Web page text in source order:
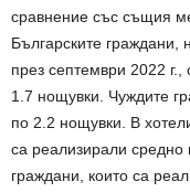
сравнение със същия
Българските граждани,
през септември 2022
1.7 нощувки. Чуждите
по 2.2 нощувки. В
са реализирали
граждани, които са